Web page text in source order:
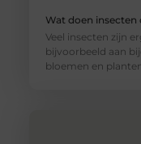
Wat doen insecten
Veel insecten zijn
bijvoorbeeld aan
bloemen en